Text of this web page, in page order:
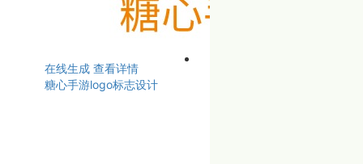
在线生成 查看详情
糖心手游logo标志设计